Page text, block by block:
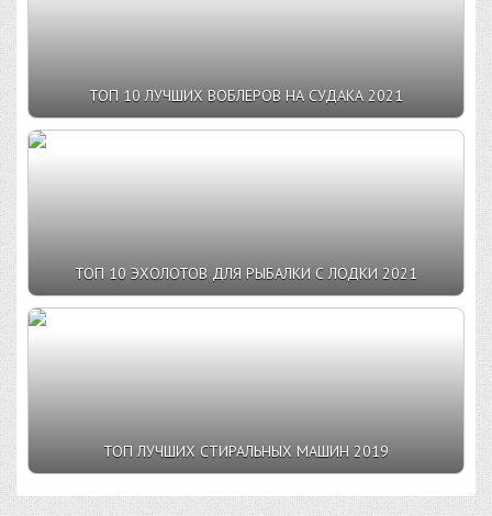
ТОП 10 ЛУЧШИХ ВОБЛЕРОВ НА СУДАКА 2021
ТОП 10 ЭХОЛОТОВ ДЛЯ РЫБАЛКИ С ЛОДКИ 2021
ТОП ЛУЧШИХ СТИРАЛЬНЫХ МАШИН 2019